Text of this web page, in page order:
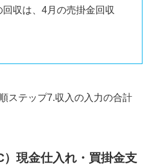
収は、4月の売掛金回収
）現金仕入れ・買掛金支